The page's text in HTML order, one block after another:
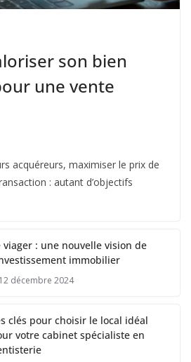
son bien
une vente
acquéreurs, maximiser le prix de
: autant d’objectifs
viager : une nouvelle vision de
immobilier
12 décembre 2024
clés pour choisir le local idéal
votre cabinet spécialiste en